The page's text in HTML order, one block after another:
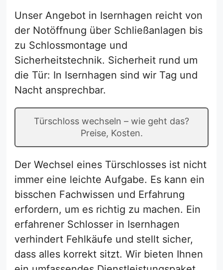
Unser Angebot in Isernhagen reicht von
der Notöffnung über Schließanlagen bis
zu Schlossmontage und
Sicherheitstechnik. Sicherheit rund um
die Tür: In Isernhagen sind wir Tag und
Nacht ansprechbar.
Türschloss wechseln – wie geht das?
Preise, Kosten.
Der Wechsel eines Türschlosses ist nicht
immer eine leichte Aufgabe. Es kann ein
bisschen Fachwissen und Erfahrung
erfordern, um es richtig zu machen. Ein
erfahrener Schlosser in Isernhagen
verhindert Fehlkäufe und stellt sicher,
dass alles korrekt sitzt. Wir bieten Ihnen